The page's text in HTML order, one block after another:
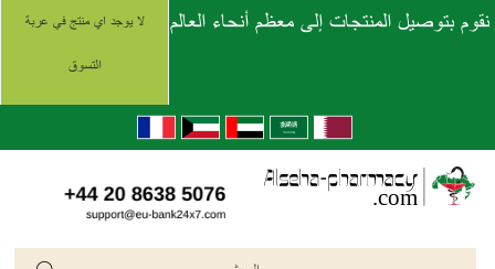
لا يوجد اي منتج في عربة
التسوق
نقوم بتوصيل المنتجات إلى معظم أنحاء العالم